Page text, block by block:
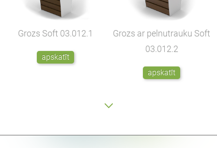
Grozs Soft 03.012.1
apskatīt
Grozs ar pelnutrauku Soft
03.012.2
apskatīt